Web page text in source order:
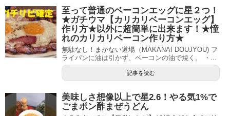
至って普通のベーコンエッグに星２つ！
★ガチウマ【カリカリベーコンエッグ】
作り方★以外に超簡単に出来ます！★憧
れのカリカリベーコン作り方★
無駄なし！まかない道場（MAKANAI DOUJYOU) フ
ライパンに油は引かず、ベーコンの油で焼く。 ・...
記事を読む
美味しさ想像以上で星2.6！やる気1%で
ごまポン酢まぜうどん